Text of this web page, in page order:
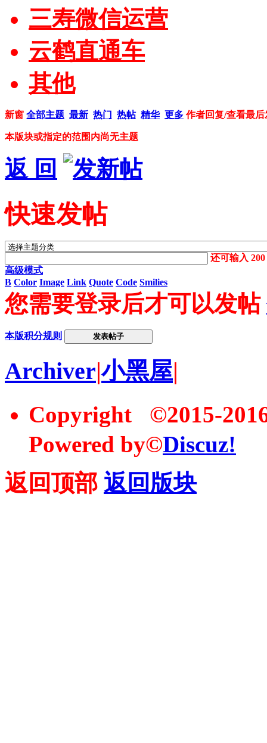
三寿微信运营
云鹤直通车
其他
新窗 全部主题 最新 热门 热帖 精华 更多 作者回复/查看最后
本版块或指定的范围内尚无主题
返 回
快速发帖
还可输入200
高级模式
B Color Image Link Quote Code Smilies
您需要登录后才可以发帖
本版积分规则 发表帖子
Archiver|小黑屋|
Copyright ©2015-
Powered by©Discuz!
返回顶部 返回版块